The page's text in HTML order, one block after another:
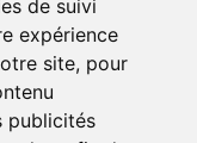
de suivi
expérience
site, pour
publicités
APB 521704 - N°